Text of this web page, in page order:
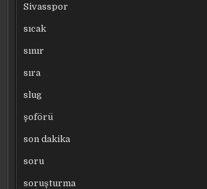
Sivasspor
sıcak
sınır
sıra
slug
şoförü
son dakika
soru
soruşturma